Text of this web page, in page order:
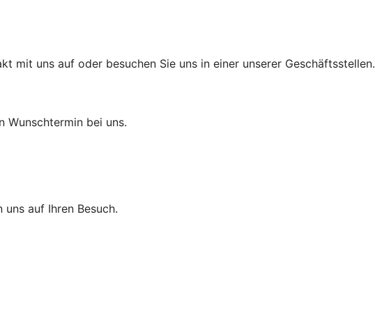
mit uns auf oder besuchen Sie uns in einer unserer
Wunschtermin bei uns.
auf Ihren Besuch.